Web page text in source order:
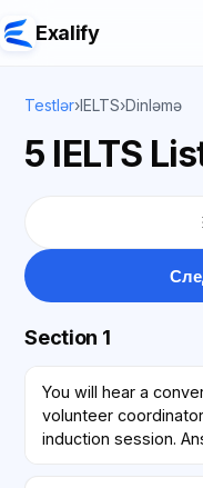
Exalify
Testlər›IELTS›Dinləmə
5 IELTS
Section 1
You will hear a
volunteer
induction session.